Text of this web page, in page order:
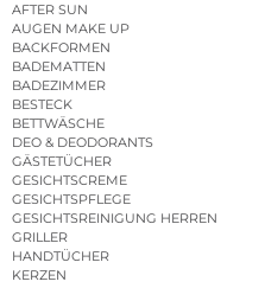
AFTER SUN
AUGEN MAKE UP
BACKFORMEN
BADEMATTEN
BADEZIMMER
BESTECK
BETTWÄSCHE
DEO & DEODORANTS
GÄSTETÜCHER
GESICHTSCREME
GESICHTSPFLEGE
GESICHTSREINIGUNG HERREN
GRILLER
HANDTÜCHER
KERZEN